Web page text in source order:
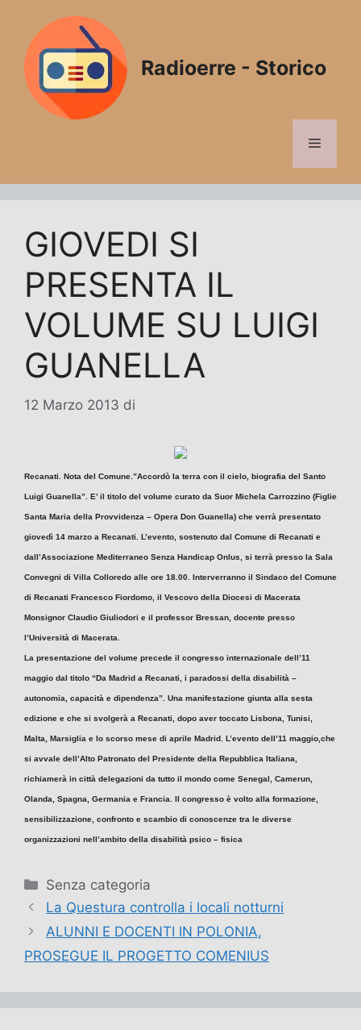
contenuto
Radioerre - Storico
Menu
GIOVEDI SI
PRESENTA IL
VOLUME SU LUIGI
GUANELLA
12 Marzo 2013 di
Recanati. Nota del Comune.”Accordò la terra con il cielo, biografia del Santo
Luigi Guanella”. E’ il titolo del volume curato da Suor Michela Carrozzino (Figlie
Santa Maria della Provvidenza – Opera Don Guanella) che verrà presentato
giovedì 14 marzo a Recanati. L’evento, sostenuto dal Comune di Recanati e
dall’Associazione Mediterraneo Senza Handicap Onlus, si terrà presso la Sala
Convegni di Villa Colloredo alle ore 18.00. Interverranno il Sindaco del Comune
di Recanati Francesco Fiordomo, il Vescovo della Diocesi di Macerata
Monsignor Claudio Giuliodori e il professor Bressan, docente presso
l’Università di Macerata.
La presentazione del volume precede il congresso internazionale dell’11
maggio dal titolo “Da Madrid a Recanati, i paradossi della disabilità –
autonomia, capacità e dipendenza”. Una manifestazione giunta alla sesta
edizione e che si svolgerà a Recanati, dopo aver toccato Lisbona, Tunisi,
Malta, Marsiglia e lo scorso mese di aprile Madrid. L’evento dell’11 maggio,che
si avvale dell’Alto Patronato del Presidente della Repubblica Italiana,
richiamerà in città delegazioni da tutto il mondo come Senegal, Camerun,
Olanda, Spagna, Germania e Francia. Il congresso è volto alla formazione,
sensibilizzazione, confronto e scambio di conoscenze tra le diverse
organizzazioni nell’ambito della disabilità psico – fisica
Categorie
Senza categoria
La Questura controlla i locali notturni
ALUNNI E DOCENTI IN POLONIA,
PROSEGUE IL PROGETTO COMENIUS